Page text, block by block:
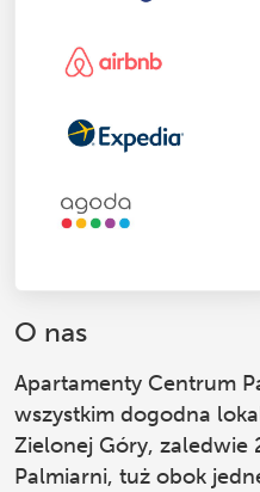
O nas
Apartamenty Centrum
wszystkim dogodna
Zielonej Góry, zaledwie
Palmiarni, tuż obok